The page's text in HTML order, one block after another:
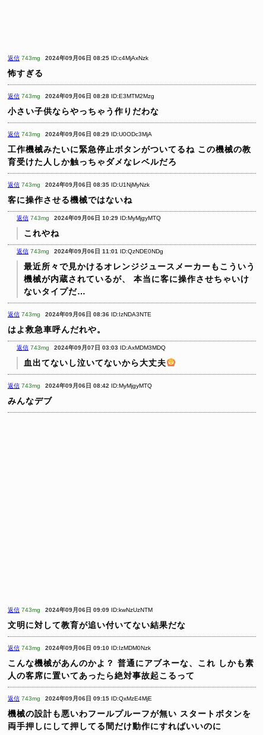
返信 743mg 2024年09月06日 08:25 ID:c4MjAxNzk
怖すぎる
返信 743mg 2024年09月06日 08:28 ID:E3MTM2Mzg
小さい子供ならやっちゃう作りだわな
返信 743mg 2024年09月06日 08:29 ID:U0ODc3MjA
工作機械みたいに緊急停止ボタンがついてるね この機械の教
育受けた人しか触っちゃダメなレベルだろ
返信 743mg 2024年09月06日 08:35 ID:U1NjMyNzk
客に操作させる機械ではないね
返信 743mg 2024年09月06日 10:29 ID:MyMjgyMTQ
これやね
返信 743mg 2024年09月06日 11:01 ID:QzNDE0NDg
最近所々で見かけるオレンジジュースメーカーもこういう
機械が内蔵されているが、
本当に客に操作させちゃいけ
ないタイプだ…
返信 743mg 2024年09月06日 08:36 ID:IzNDA3NTE
はよ救急車呼んだれや。
返信 743mg 2024年09月07日 03:03 ID:AxMDM3MDQ
血出てないし泣いてないから大丈夫
返信 743mg 2024年09月06日 08:42 ID:MyMjgyMTQ
みんなデブ
返信 743mg 2024年09月06日 09:09 ID:kwNzUzNTM
文明に対して教育が追い付いてない結果だな
返信 743mg 2024年09月06日 09:10 ID:IzMDM0Nzk
こんな機械があんのかよ？ 普通にアブネーな、これ しかも素
人の客席に置いてあったら絶対事故起こるって
返信 743mg 2024年09月06日 09:15 ID:QxMzE4MjE
機械の設計も悪いわフールプルーフが無い スタートボタンを
両手押しにして押してる間だけ動作にすればいいのに